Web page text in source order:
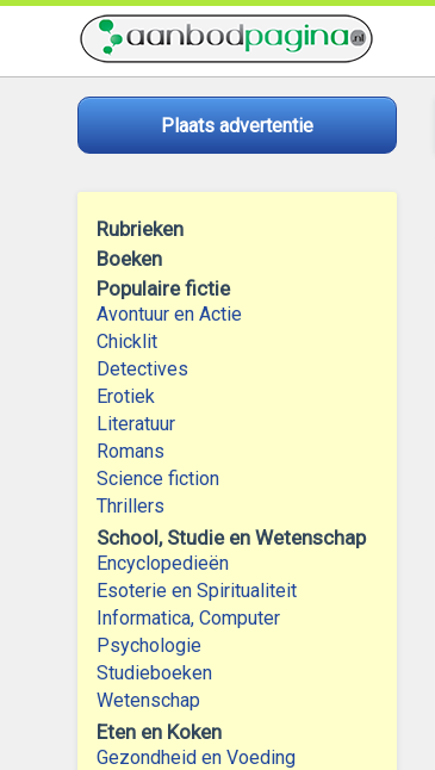
Plaats advertentie
Rubrieken
Boeken
Populaire fictie
Avontuur en Actie
Chicklit
Detectives
Erotiek
Literatuur
Romans
Science fiction
Thrillers
School, Studie en Wetenschap
Encyclopedieën
Esoterie en Spiritualiteit
Informatica, Computer
Psychologie
Studieboeken
Wetenschap
Eten en Koken
Gezondheid en Voeding